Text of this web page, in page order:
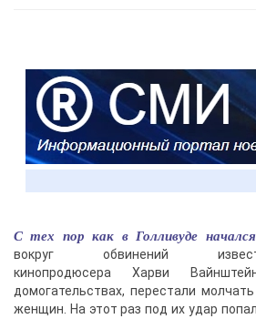
ПРОИСШЕСТВИЯ
С тех пор как в Голливуде
вокруг обвинений
кинопродюсера Харви
домогательствах, перестали
женщин. На этот раз под их удар